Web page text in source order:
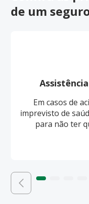
de um
Em casos de
imprevisto de
para não ter